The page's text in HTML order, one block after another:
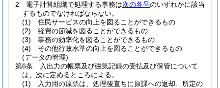
2
電子計算組織で処理する事務は次の各号のいずれかに該当
するものでなければならない。
(1)
住民サービスの向上を図ることができるもの
(2)
経費の節減を図ることができるもの
(3)
事務の効率化を図ることができるもの
(4)
その他行政水準の向上を図ることができるもの
(データの管理)
第6条
入出力の帳票及び磁気記録の受払及び保管について
は、次に定めるところによる。
(1)
入力用の原票は、処理後直ちに原課への返却、所定の